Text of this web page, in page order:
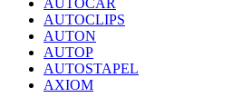
AUTOCAR
AUTOCLIPS
AUTON
AUTOP
AUTOSTAPEL
AXIOM